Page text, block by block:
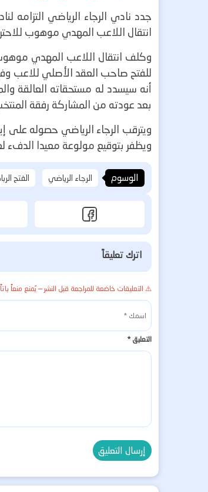
جدد نادي الرجاء الرياضي التزامه
انتقال اللاعب المهدي موهوب
للفتح صاحب العقد الأصلي للاعب
بعد عودته من المشاركة رفقة المنتخب
ويترقب الرجاء الرياضي حصوله
ويظفر بتوقيع مولوعة معيدا
الوسوم الرجاء الرياضي الفتح
اترك تعليقاً
⚠️ التعليقات خاضعة للمراجعة قبل النشر — يُمنع منعاً
التعليق*